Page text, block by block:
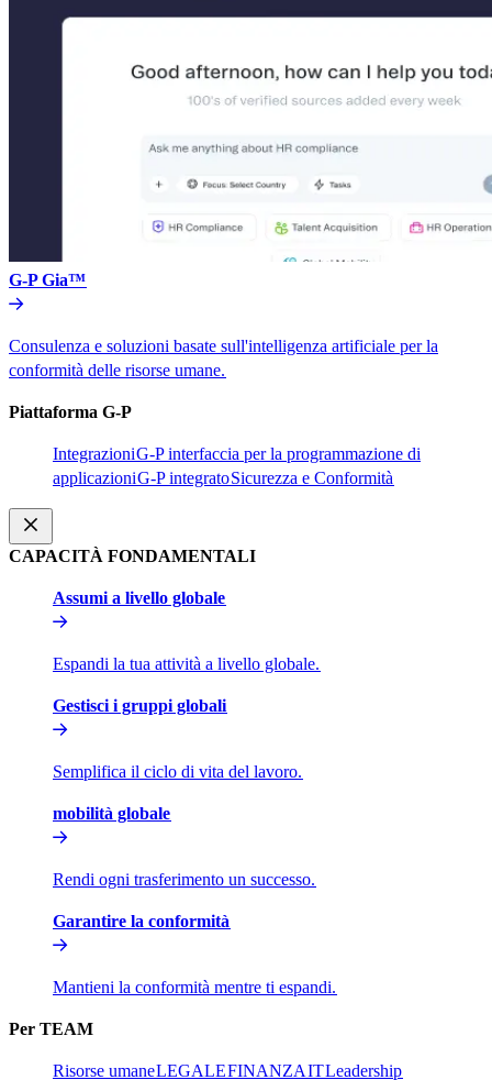
G-P Gia™​​
Consulenza e soluzioni basate sull'intelligenza artificiale per la
conformità delle risorse umane.​​
Piattaforma G-P​​
Integrazioni​​G-P interfaccia per la programmazione di
applicazioni​​G-P integrato​​Sicurezza e Conformità​​
CAPACITÀ FONDAMENTALI​​
Assumi a livello globale​​
Espandi la tua attività a livello globale.​​
Gestisci i gruppi globali​​
Semplifica il ciclo di vita del lavoro.​​
mobilità globale​​
Rendi ogni trasferimento un successo.​​
Garantire la conformità​​
Mantieni la conformità mentre ti espandi.​​
Per TEAM​​
Risorse umane​​LEGALE​​FINANZA​​IT​​Leadership​​